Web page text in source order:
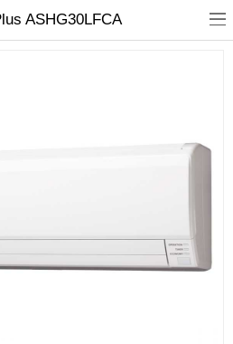
ASHG30LFCA